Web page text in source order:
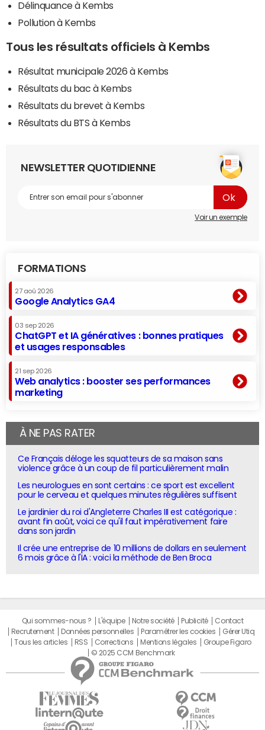
Délinquance à Kembs
Pollution à Kembs
Tous les résultats officiels à Kembs
Résultat municipale 2026 à Kembs
Résultats du bac à Kembs
Résultats du brevet à Kembs
Résultats du BTS à Kembs
NEWSLETTER QUOTIDIENNE
Voir un exemple
FORMATIONS
27 aoû 2026
Google Analytics GA4
03 sep 2026
ChatGPT et IA génératives : bonnes pratiques
et usages responsables
21 sep 2026
Web analytics : booster ses performances
marketing
À NE PAS RATER
Ce Français déloge les squatteurs de sa maison sans
violence grâce à un coup de fil particulièrement malin
Les neurologues en sont certains : ce sport est excellent
pour le cerveau et quelques minutes régulières suffisent
Le jardinier du roi d'Angleterre Charles III est catégorique :
avant fin août, voici ce qu'il faut impérativement faire
dans son jardin
Il crée une entreprise de 10 millions de dollars en seulement
6 mois grâce à l'IA : voici la méthode de Ben Broca
Qui sommes-nous ? L'équipe Notre société Publicité
Contact
Recrutement
Données personnelles Paramétrer les cookies
Gérer Utiq
Tous les articles
RSS Corrections Mentions légales
Groupe Figaro
© 2025 CCM Benchmark